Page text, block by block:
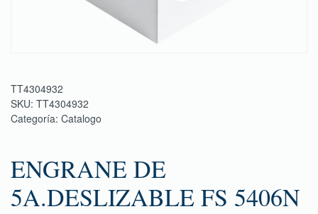
TT4304932
SKU: TT4304932
Categoría: Catalogo
ENGRANE DE
5A.DESLIZABLE FS 5406N